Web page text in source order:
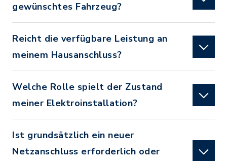
gewünschtes Fahrzeug?
Reicht die verfügbare Leistung an
meinem Hausanschluss?
Welche Rolle spielt der Zustand
meiner Elektroinstallation?
Ist grundsätzlich ein neuer
Netzanschluss erforderlich oder